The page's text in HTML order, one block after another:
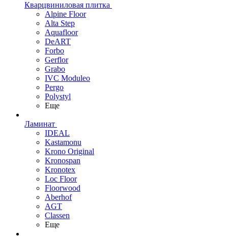
Кварцвиниловая плитка
Alpine Floor
Alta Step
Aquafloor
DeART
Forbo
Gerflor
Grabo
IVC Moduleo
Pergo
Polystyl
Еще
Ламинат
IDEAL
Kastamonu
Krono Original
Kronospan
Kronotex
Loc Floor
Floorwood
Aberhof
AGT
Classen
Еще